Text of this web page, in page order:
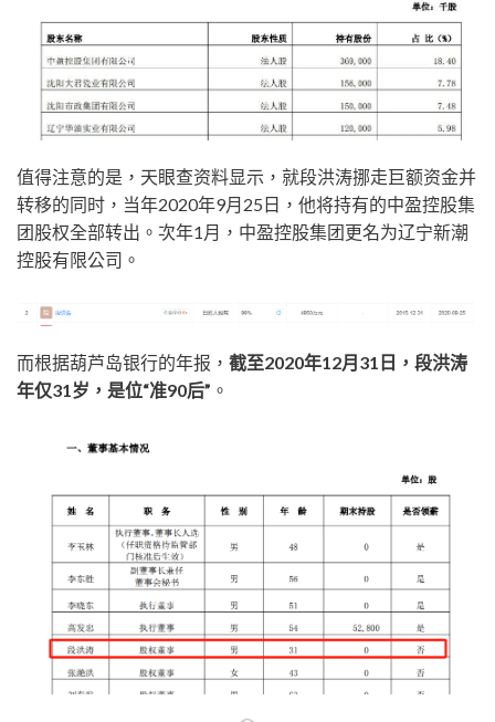
值得注意的是，天眼查资料显示，就段洪涛挪走巨额资金并
转移的同时，当年2020年9月25日，他将持有的中盈控股集
团股权全部转出。次年1月，中盈控股集团更名为辽宁新潮
控股有限公司。
而根据葫芦岛银行的年报， 截至2020年12月31日，段洪涛
年仅31岁，是位“准90后” 。